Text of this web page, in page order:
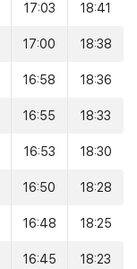
17:03 18:41
17:00 18:38
16:58 18:36
16:55 18:33
16:53 18:30
16:50 18:28
16:48 18:25
16:45 18:23